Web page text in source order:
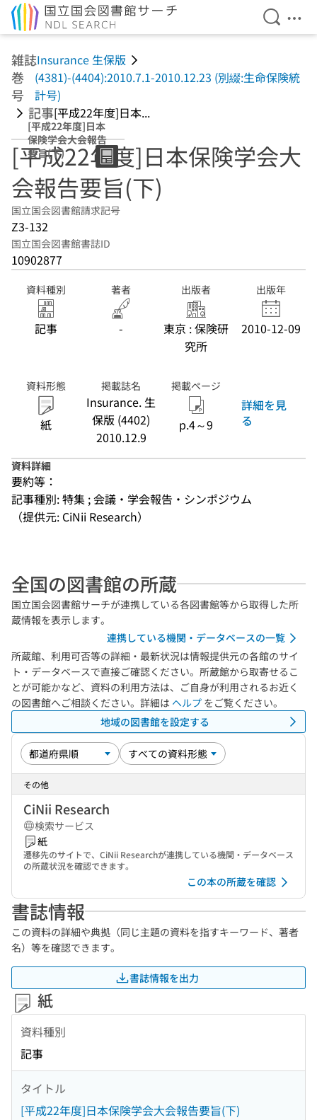
検索を
メ
雑誌Insurance 生保版
巻
号
(4381)-(4404):2010.7.1-2010.12.23 (別綴:生命保険統
計号)
記事[平成22年度]日本...
[平成22年度]日本
保険学会大会報告
要旨(下)
[平成22年度]日本保険学会大
会報告要旨(下)
国立国会図書館請求記号
Z3-132
国立国会図書館書誌ID
10902877
資料種別
記事
著者
-
出版者
東京 : 保険研
究所
出版年
2010-12-09
資料形態
紙
掲載誌名
Insurance. 生
保版 (4402)
2010.12.9
掲載ページ
p.4～9
詳細を見
る
資料詳細
要約等：
記事種別: 特集 ; 会議・学会報告・シンポジウム
（提供元: CiNii Research）
全国の図書館の所蔵
国立国会図書館サーチが連携している各図書館等から取得した所
蔵情報を表示します。
連携している機関・データベースの一覧
所蔵館、利用可否等の詳細・最新状況は情報提供元の各館のサイ
ト・データベースで直接ご確認ください。所蔵館から取寄せるこ
とが可能かなど、資料の利用方法は、ご自身が利用されるお近く
の図書館へご相談ください。詳細は ヘルプ をご覧ください。
地域の図書館を設定する
その他
CiNii Research
検索サービス
紙
遷移先のサイトで、CiNii Researchが連携している機関・データベース
の所蔵状況を確認できます。
この本の所蔵を確認
書誌情報
この資料の詳細や典拠（同じ主題の資料を指すキーワード、著者
名）等を確認できます。
書誌情報を出力
紙
資料種別
記事
タイトル
[平成22年度]日本保険学会大会報告要旨(下)